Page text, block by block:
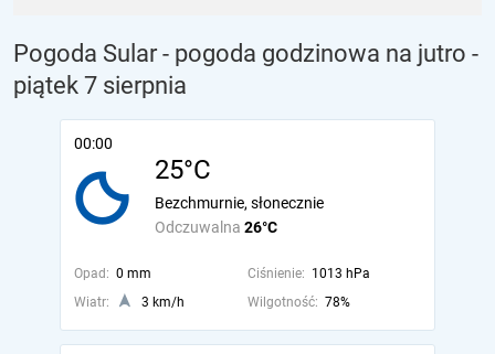
Pogoda Sular - pogoda godzinowa na jutro -
piątek 7 sierpnia
00:00
25°C
Odczuwalna 26°C
Bezchmurnie, słonecznie
Opad: 0 mm Ciśnienie: 1013 hPa
Wiatr:
3 km/h Wilgotność: 78%